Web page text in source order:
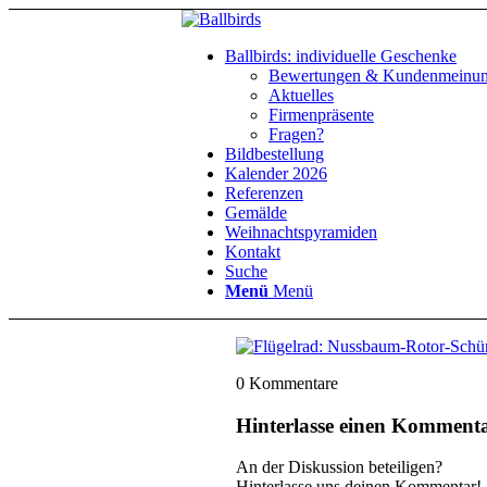
Ballbirds: individuelle Geschenke
Bewertungen &
Aktuelles
Firmenpräsente
Fragen?
Bildbestellung
Kalender 2026
Referenzen
Gemälde
Weihnachtspyramiden
Kontakt
Suche
Menü Menü
0 Kommentare
Hinterlasse einen
An der Diskussion beteiligen?